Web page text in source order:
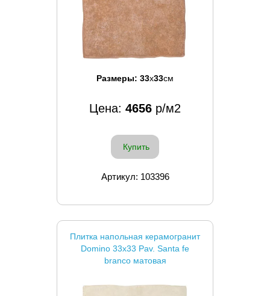
Размеры: 33x33см
Цена: 4656 р/м2
Купить
Артикул: 103396
Плитка напольная керамогранит
Domino 33x33 Pav. Santa fe
branco матовая